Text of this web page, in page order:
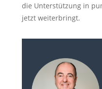
die Unterstützung in
jetzt weiterbringt.